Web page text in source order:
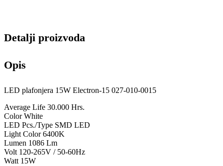
Detalji proizvoda
Opis
LED plafonjera 15W Electron-15 027-010-0015
Average Life 30.000 Hrs.
Color White
LED Pcs./Type SMD LED
Light Color 6400K
Lumen 1086 Lm
Volt 120-265V / 50-60Hz
Watt 15W